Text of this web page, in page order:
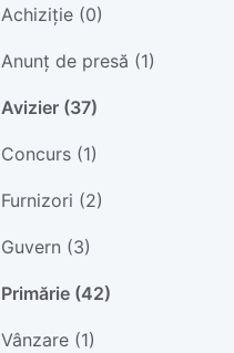
Achiziție (0)
Anunț de presă (1)
Avizier (37)
Concurs (1)
Furnizori (2)
Guvern (3)
Primărie (42)
Vânzare (1)